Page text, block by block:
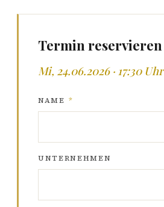
Termin reservieren
Mi, 24.06.2026 · 17:30 Uhr
NAME *
UNTERNEHMEN